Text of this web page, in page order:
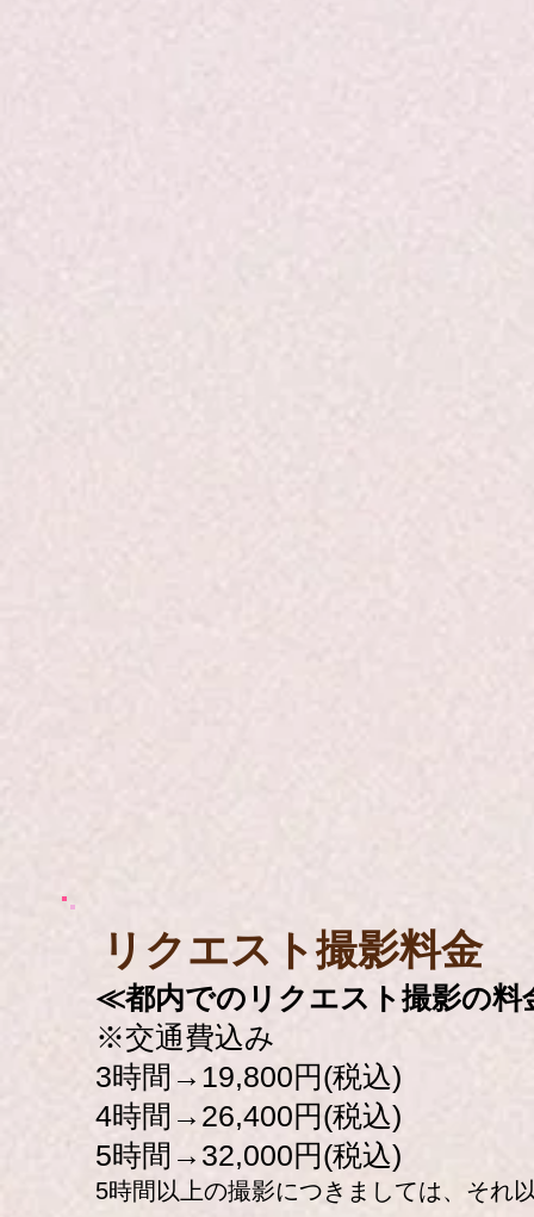
​リクエスト撮影料金
≪都内でのリクエスト撮影の
※交通費込み
3時間→19,800円(税込)
4時間→26,400円(税込)
5時間→32,000円(税込)
5時間以上の撮影につきましては、それ